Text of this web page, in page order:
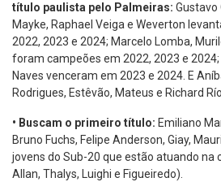
título paulista pelo Palmeiras: Gustavo
Mayke, Raphael Veiga e Weverton
2022, 2023 e 2024; Marcelo Lomba,
foram campeões em 2022, 2023 e 2024;
Naves venceram em 2023 e 2024. E
Rodrigues, Estêvão, Mateus e Richard
• Buscam o primeiro título: Emiliano
Bruno Fuchs, Felipe Anderson, Giay,
jovens do Sub-20 que estão atuando na
Allan, Thalys, Luighi e Figueiredo).